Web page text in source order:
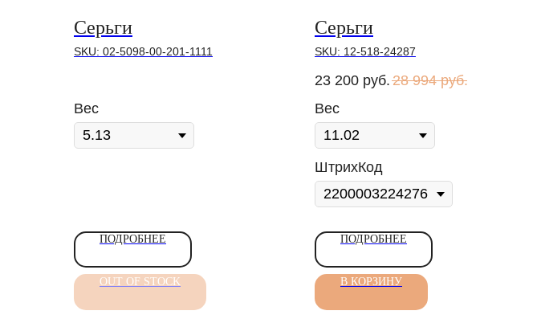
Серьги
SKU: 02-5098-00-201-1111
Вес
ПОДРОБНЕЕ
OUT OF STOCK
Серьги
SKU: 12-518-24287
23 200 руб. 28 994 руб.
Вес
ШтрихКод
ПОДРОБНЕЕ
В КОРЗИНУ